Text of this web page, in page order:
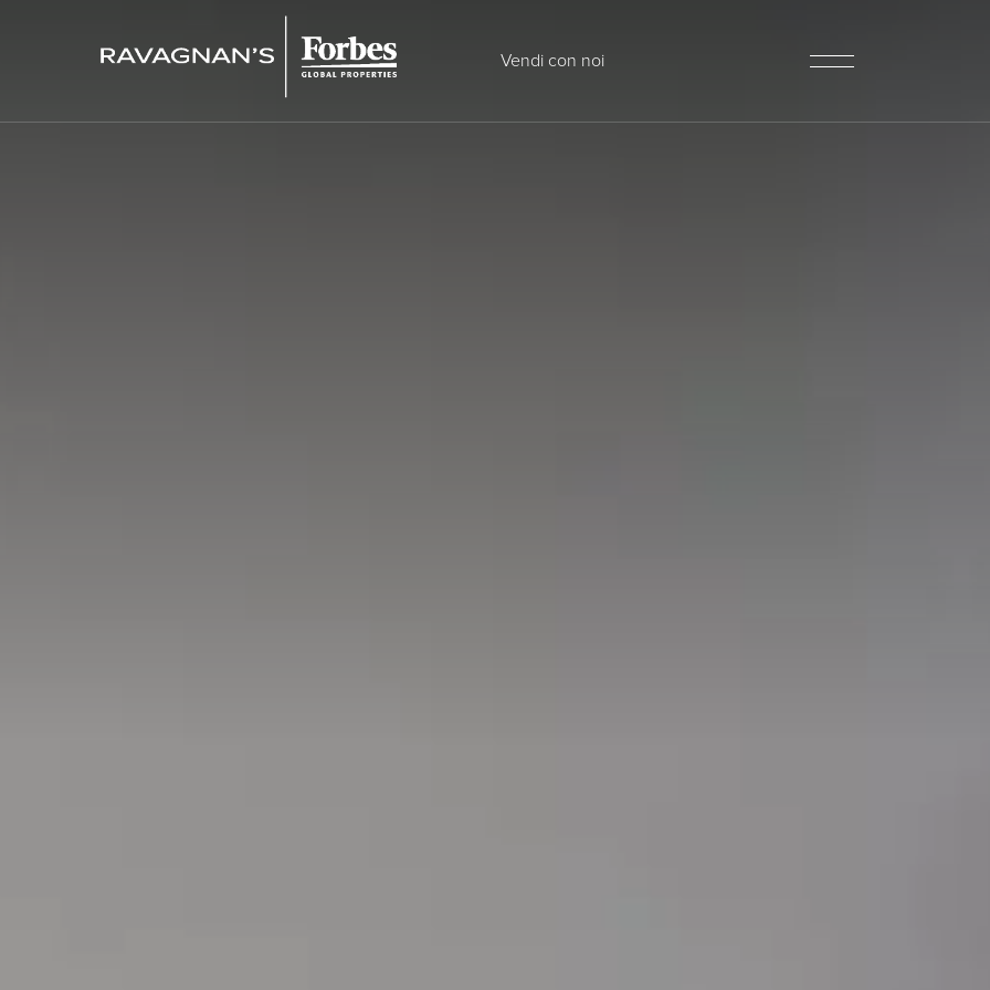
Vendi con noi